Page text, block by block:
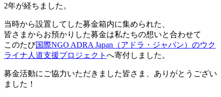
2年が経ちました。
当時から設置してした募金箱内に集められた、
皆さまからお預かりした募金は私たちの想いと合わせて
このたび国際NGO ADRA Japan（アドラ・ジャパン）のウク
ライナ人道支援プロジェクト へ寄付しました。
募金活動にご協力いただきました皆さま、ありがとうござい
ました！